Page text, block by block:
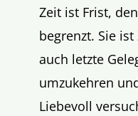
Zeit ist Frist,
begrenzt. Sie
auch letzte
umzukehren
Liebevoll